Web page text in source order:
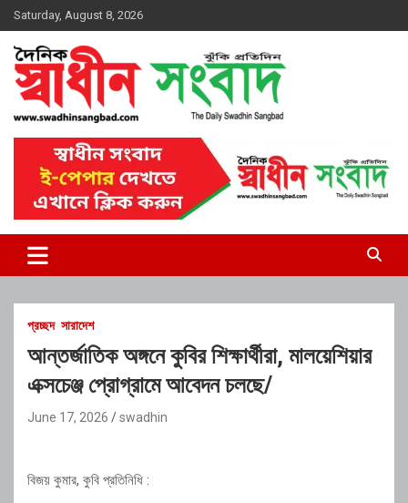
Skip
to
content
Saturday, August 8, 2026
দৈনিক স্বাধীন সংবাদ
প্রচ্ছদ সারাদেশ
আন্তর্জাতিক অঙ্গনে কুবির শিক্ষার্থীরা, মালয়েশিয়ার
এক্সচেঞ্জ প্রোগ্রামে আবেদন চলছে/
June 17, 2026 swadhin
বিজয় কুমার, কুবি প্রতিনিধি :